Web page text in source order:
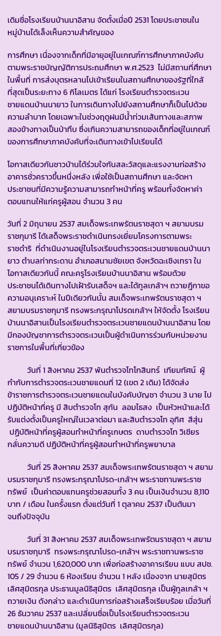
เดิมชื่อโรงเรียนบ้านนาอิสาน จัดตั้งเมื่อปี 2531 โดยประชาชนใน
หมู่บ้านได้เล็งเห็นความสำคัญของ
การศึกษา เนื่องจากเด็กที่มีอายุอยู่ในเกณฑ์การศึกษาภาคบังคับ
ตามพระราชบัญญัติการประถมศึกษา พ.ศ.2523 ไม่มีสถานที่ศึกษา
ในพื้นที่ การส่งบุตรหลานไปเข้าเรียนในสถานศึกษาของรัฐที่ใกล้
ที่สุดเป็นระยะทาง 6 กิโลเมตร ได้แก่ โรงเรียนตำรวจตระเวน
ชายแดนบ้านนายาว ในการเดินทางไปยังสถานศึกษาก็เป็นไปด้วย
ความลำบาก โดยเฉพาะในช่วงฤดูฝนมีน้ำท่วมเส้นทางและสภาพ
สองข้างทางเป็นป่าทึบ ซึ่งเกินความสามารถของเด็กที่อยู่ในเกณฑ์
ของการศึกษาภาคบังคับที่จะเดินทางเข้าไปเรียนได้
โอกาสเดียวกันชาวบ้านได้ร่วมใจกันสละวัสดุและแรงงานก่อสร้าง
อาคารชั่วคราวขึ้นหนึ่งหลัง เพื่อใช้เป็นสถานศึกษา และจัดหา
ประชาชนที่มีความรู้ความสามารถทำหน้าที่ครู พร้อมทั้งจัดหาค่า
ตอบแทนให้แก่ครูผู้สอน จำนวน 3 คน
วันที่ 2 มิถุนายน 2537 สมเด็จพระเทพรัตนราชสุดา ฯ สยามบรม
ราชกุมารี ได้เสด็จพระราชดำเนินทรงเยี่ยมโครงการตามพระ
ราชดำริ ที่ดำเนินงานอยู่ในโรงเรียนตำรวจตระเวนชายแดนบ้านนา
ยาว ตำบลท่ากระดาน อำเภอสนามชัยเขต จังหวัดฉะเชิงเทรา ใน
โอกาสเดียวกันนี้ คณะครูโรงเรียนบ้านนาอิสาน พร้อมด้วย
ประชาชนได้เดินทางไปเฝ้ารับเสด็จฯ และได้ทูลเกล้าฯ ถวายฎีกาขอ
ความอนุเคราะห์ ในปีเดียวกันนั้น สมเด็จพระเทพรัตนราชสุดา ฯ
สยามบรมราชกุมารี ทรงพระกรุณาโปรดเกล้าฯ ให้จัดตั้ง โรงเรียน
บ้านนาอิสานเป็นโรงเรียนตำรวจตระเวนชายแดนบ้านนาอิสาน โดย
มีกองบัญชาการตำรวจตระเวนเป็นผู้ดำเนินการร่วมกับหน่วยงาน
ราชการในพื้นที่เกี่ยวข้อง
วันที่ 1 สิงหาคม 2537 พันตำรวจโทโกสินทร์ เทียมทัศน์ ผู้
กำกับการตำรวจตระเวนชายแดนที่ 12 (เขต 2 เดิม) ได้จัดส่ง
ข้าราชการตำรวจตระเวนชายแดนในบังคับบัญชา จำนวน 3 นาย ไป
ปฏิบัติหน้าที่ครู มี สิบตำรวจโท สุกัน ลอมไธสง เป็นหัวหน้าและได้
รับแต่งตั้งเป็นครูใหญ่ในเวลาต่อมา และสิบตำรวจโท อุทิศ สีสุ่น
ปฏิบัติหน้าที่ครูผู้สอนทำหน้าที่ครูเกษตร ดาบตำรวจโท วิเชียร
กลั่นความดี ปฏิบัติหน้าที่ครูผู้สอนทำหน้าที่ครูพยาบาล
วันที่ 25 สิงหาคม 2537 สมเด็จพระเทพรัตนราชสุดา ฯ สยาม
บรมราชกุมารี ทรงพระกรุณาโปรด-เกล้าฯ พระราชทานพระราช
ทรัพย์ เป็นค่าตอบแทนครูช่วยสอนทั้ง 3 คน เป็นเงินจำนวน 8,110
บาท / เดือน ในครั้งแรก ตั้งแต่วันที่ 1 ตุลาคม 2537 เป็นต้นมา
จนถึงปัจจุบัน
วันที่ 31 สิงหาคม 2537 สมเด็จพระเทพรัตนราชสุดา ฯ สยาม
บรมราชกุมารี ทรงพระกรุณาโปรด-เกล้าฯ พระราชทานพระราช
ทรัพย์ จำนวน 1,620,000 บาท เพื่อก่อสร้างอาคารเรียน แบบ สปช.
105 / 29 จำนวน 6 ห้องเรียน จำนวน 1 หลัง เนื่องจาก นายสุมิตร
เลิศสุมิตรกุล ประธานมูลนิธิสุมิตร เลิศสุมิตรกุล เป็นผู้ทูลเกล้า ฯ
ถวายเงิน ดังกล่าว และดำเนินการก่อสร้างเสร็จเรียบร้อย เมื่อวันที่
26 ธันวาคม 2537 และเปลี่ยนชื่อเป็นโรงเรียนตำรวจตระเวน
ชายแดนบ้านนาอิสาน (มูลนิธิสุมิตร เลิศสุมิตรกุล)